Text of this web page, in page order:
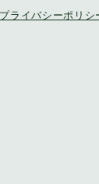
プライバシーポリシ